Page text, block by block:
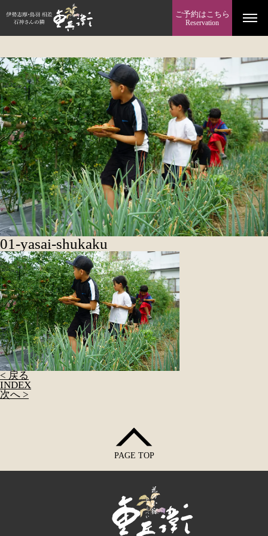
ご予約はこちら
Reservation
01-yasai-shukaku
< 戻る
INDEX
次へ >
PAGE TOP